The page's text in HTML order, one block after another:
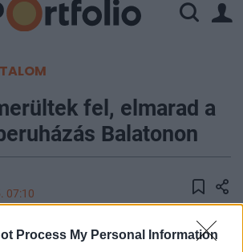
Process My Personal Information
fel, elmarad a
Balatonon
07:10
új, üvegfödémes kilátó a